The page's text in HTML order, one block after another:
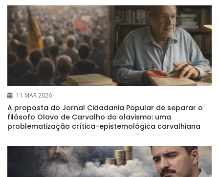
11 MAR 2026
A proposta do Jornal Cidadania Popular de separar o
filósofo Olavo de Carvalho do olavismo: uma
problematização crítica-epistemológica carvalhiana